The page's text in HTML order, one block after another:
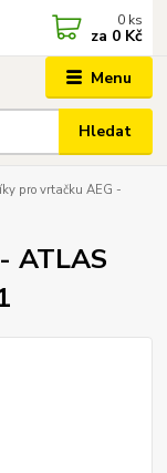
Menu
Hledat
0 ks
za 0 Kč
pro vrtačku AEG -
ATLAS